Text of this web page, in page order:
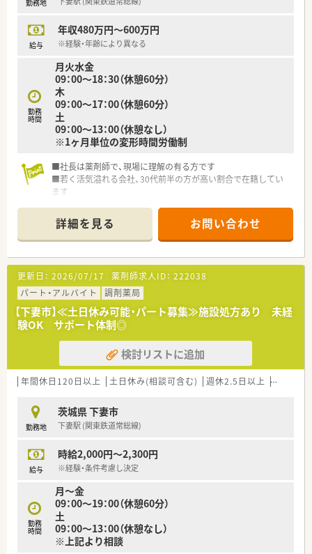
勤務地
給与
年収480万円～600万円
※経験・年齢により異なる
勤務
時間
月火水金
09：00～18：30（休憩60分）
木
09：00～17：00（休憩60分）
土
09：00～13：00（休憩なし）
※1ヶ月単位の変形時間労働制
■社長は薬剤師で、現場に理解の有る方です
■若く活気溢れる会社、30代前半の方が高い割合で在籍してい
ます
ポート薬局、飲食店も今後検討）
■茨城以外への出店予定はなく、遠方への異動がありません
詳細を見る お問い合わせ
更新日： 2026/07/17 薬剤師求人ID： 222038
パート・アルバイト
調剤薬局
【下妻市】≪土日休み可能・パート募集≫施設処方あり 未経
験OK サポート体制◎
検討リストに追加
年間休日120日以上 土日休み(相談可含む) 週休2.5日以上 週32h以
勤務地
茨城県 下妻市
下妻駅 (関東鉄道常総線)
給与
時給2,000円～2,300円
※経験・条件考慮し決定
勤務
時間
月〜金
09：00〜19：00（休憩60分）
土
09：00〜13：00（休憩なし）
※上記より相談